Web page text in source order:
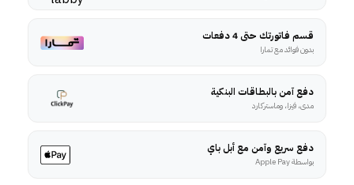
قسم فاتورتك حتى 4 دفعات
بدون فوائد مع تمارا
دفع آمن بالبطاقات البنكية
مدى، فيزا، وماستركارد
دفع سريع وآمن مع أبل باي
بواسطة Apple Pay